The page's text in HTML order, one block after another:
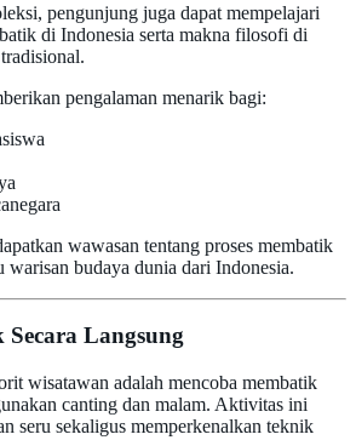
pengunjung juga dapat mempelajari
di Indonesia serta makna filosofi di
pengalaman menarik bagi:
wawasan tentang proses membatik
warisan budaya dunia dari Indonesia.
Langsung
wisatawan adalah mencoba membatik
canting dan malam. Aktivitas ini
seru sekaligus memperkenalkan teknik